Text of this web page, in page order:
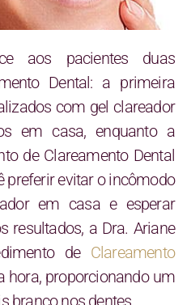
aos pacientes duas
Dental: a primeira
com gel clareador
em casa, enquanto a
de Clareamento Dental
preferir evitar o incômodo
em casa e esperar
resultados, a Dra. Ariane
de Clareamento
hora, proporcionando um